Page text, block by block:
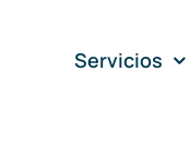
Servicios